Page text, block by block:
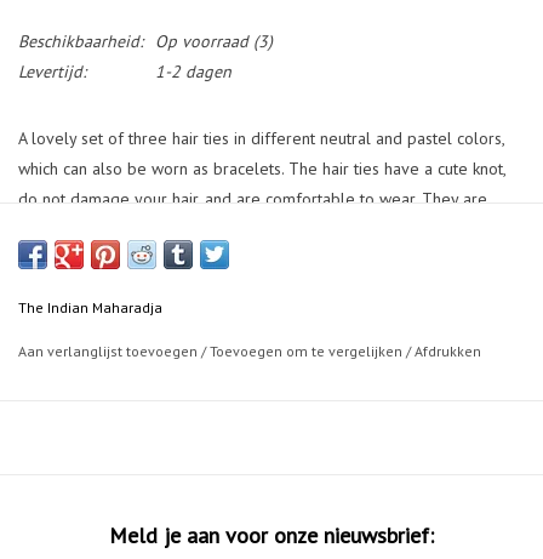
Beschikbaarheid: Op voorraad(3)
Levertijd:
1-2 dagen
A lovely set of three hair ties in different neutral and pastel colors,
which can also be worn as bracelets. The hair ties have a cute knot,
do not damage your hair, and are comfortable to wear. They are
effect!
The Indian Maharadja
Aan verlanglijst toevoegen /Toevoegen om te vergelijken /Afdrukken
Meld je aan voor onze nieuwsbrief: